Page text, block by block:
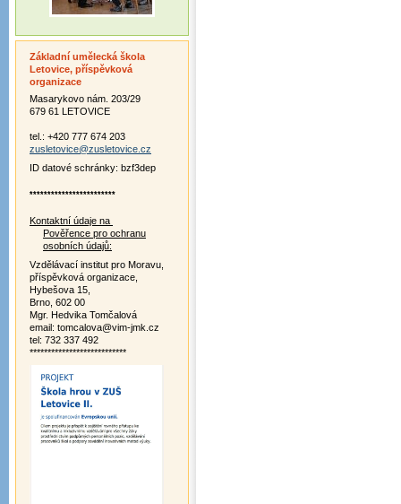
Základní umělecká škola
Letovice, příspěvková
organizace
Masarykovo nám. 203/29
679 61 LETOVICE
tel.: +420 777 674 203
zusletovice@zusletovice.cz
ID datové schránky: bzf3dep
************************
Kontaktní údaje na
Pověřence pro ochranu
osobních údajů:
Vzdělávací institut pro Moravu,
příspěvková organizace,
Hybešova 15,
Brno, 602 00
Mgr. Hedvika Tomčalová
email: tomcalova@vim-jmk.cz
tel: 732 337 492
***************************